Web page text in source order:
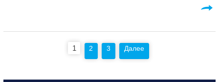
1 2 3 Далее